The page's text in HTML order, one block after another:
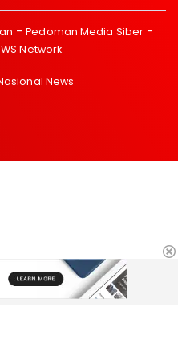
Pedoman Media Siber
Network
News